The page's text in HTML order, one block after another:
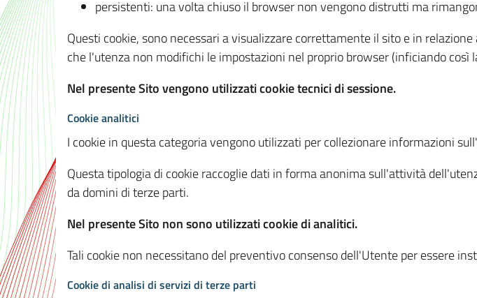
persistenti: una volta chiuso il browser non vengono distrutti ma
Questi cookie, sono necessari a visualizzare correttamente il sito e in
che l'utenza non modifichi le impostazioni nel proprio browser (inficiando così
Nel presente Sito vengono utilizzati cookie tecnici di sessione.
Cookie analitici
I cookie in questa categoria vengono utilizzati per collezionare informazioni
Questa tipologia di cookie raccoglie dati in forma anonima sull'attività
da domini di terze parti.
Nel presente Sito non sono utilizzati cookie di analitici.
Tali cookie non necessitano del preventivo consenso dell'Utente per essere
Cookie di analisi di servizi di terze parti